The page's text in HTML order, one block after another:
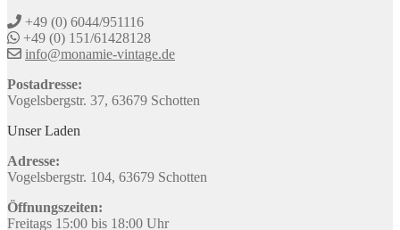
+49 (0) 6044/951116
+49 (0) 151/61428128
info@monamie-vintage.de
Postadresse:
Vogelsbergstr. 37, 63679 Schotten
Unser Laden
Adresse:
Vogelsbergstr. 104, 63679 Schotten
Öffnungszeiten:
Freitags 15:00 bis 18:00 Uhr